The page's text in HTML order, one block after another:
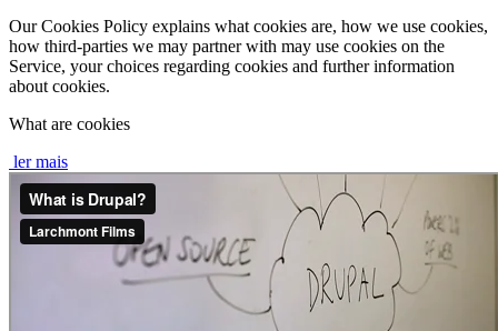
Our Cookies Policy explains what cookies are, how we use cookies,
how third-parties we may partner with may use cookies on the
Service, your choices regarding cookies and further information
about cookies.
What are cookies
ler mais